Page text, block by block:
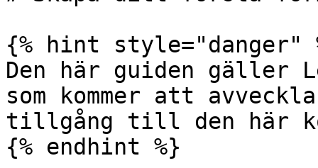
{% hint style="danger"
Den här guiden gäller
som kommer att
tillgång till den här
{% endhint %}